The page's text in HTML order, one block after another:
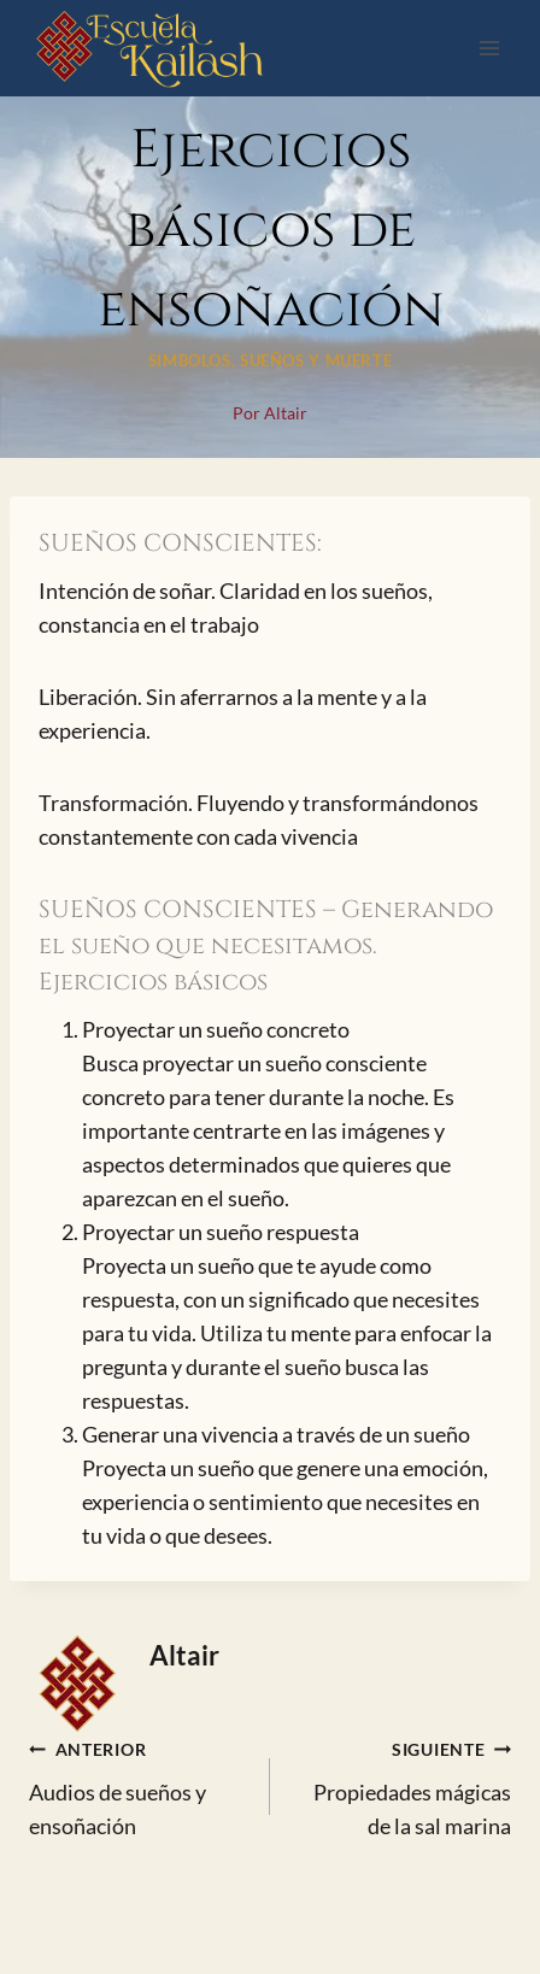
Saltar
contenido
Ejercicios
básicos de
ensoñación
SIMBOLOS, SUEÑOS Y MUERTE
PorAltair
SUEÑOS CONSCIENTES:
Intención de soñar. Claridad en los sueños,
constancia en el trabajo
Liberación. Sin aferrarnos a la mente y a la
experiencia.
Transformación. Fluyendo y transformándonos
constantemente con cada vivencia
SUEÑOS CONSCIENTES – Generando
el sueño que necesitamos.
Ejercicios básicos
Proyectar un sueño concreto
Busca proyectar un sueño consciente
concreto para tener durante la noche. Es
importante centrarte en las imágenes y
aspectos determinados que quieres que
aparezcan en el sueño.
Proyectar un sueño respuesta
Proyecta un sueño que te ayude como
respuesta, con un significado que necesites
para tu vida. Utiliza tu mente para enfocar la
pregunta y durante el sueño busca las
respuestas.
Generar una vivencia a través de un sueño
Proyecta un sueño que genere una emoción,
experiencia o sentimiento que necesites en
tu vida o que desees.
Altair
Navegación
de
ANTERIOR
Audios de sueños y
ensoñación
SIGUIENTE
Propiedades mágicas
de la sal marina